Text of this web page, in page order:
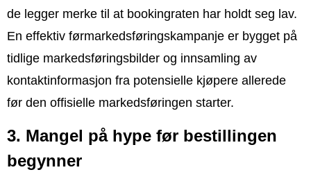
de legger merke til at bookingraten har holdt seg lav.
En effektiv førmarkedsføringskampanje er bygget på
tidlige markedsføringsbilder og innsamling av
kontaktinformasjon fra potensielle kjøpere allerede
før den offisielle markedsføringen starter.
3. Mangel på hype før bestillingen
begynner